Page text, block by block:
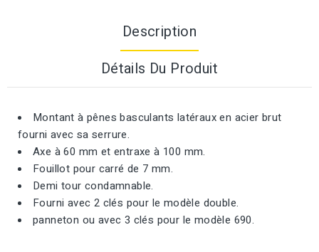
Description
Détails Du Produit
Montant à pênes basculants latéraux en acier brut
fourni avec sa serrure.
Axe à 60 mm et entraxe à 100 mm.
Fouillot pour carré de 7 mm.
Demi tour condamnable.
Fourni avec 2 clés pour le modèle double.
panneton ou avec 3 clés pour le modèle 690.